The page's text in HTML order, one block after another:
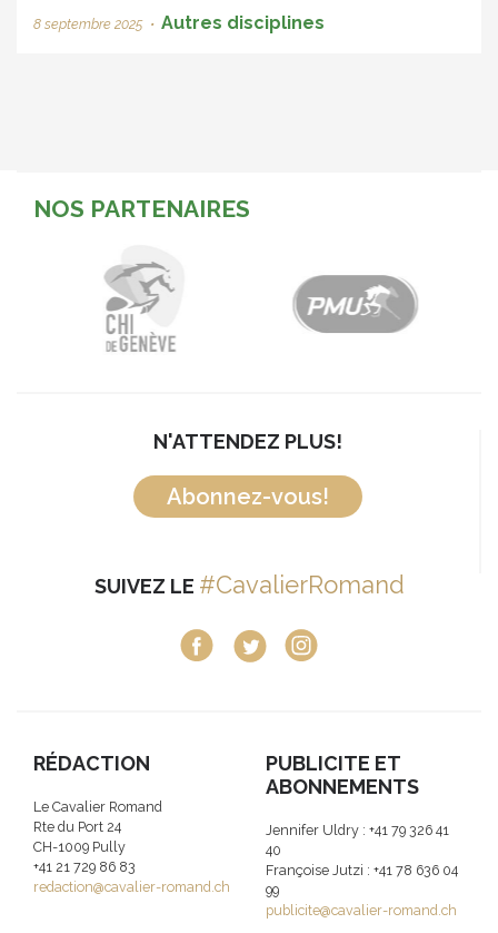
8 septembre 2025 • Autres disciplines
NOS PARTENAIRES
N'ATTENDEZ PLUS!
Abonnez-vous!
SUIVEZ LE #CavalierRomand
RÉDACTION
Le Cavalier Romand
Rte du Port 24
CH-1009 Pully
+41 21 729 86 83
redaction@cavalier-romand.ch
PUBLICITE ET
ABONNEMENTS
Jennifer Uldry : +41 79 326 41
40
Françoise Jutzi : +41 78 636 04
99
publicite@cavalier-romand.ch